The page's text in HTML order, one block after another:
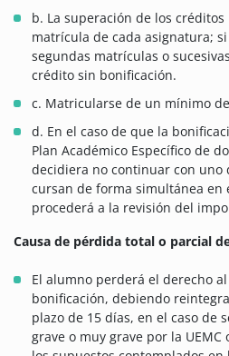
b. La superación de los
matrícula de cada asignatura;
segundas matrículas o
crédito sin bonificación.
c. Matricularse de un mínimo de
d. En el caso de que la
Plan Académico Específico de
decidiera no continuar con uno
cursan de forma simultánea en
procederá a la revisión del
Causa de pérdida total o parcial
El alumno perderá el derecho
bonificación, debiendo
plazo de 15 días, en el caso de
grave o muy grave por la